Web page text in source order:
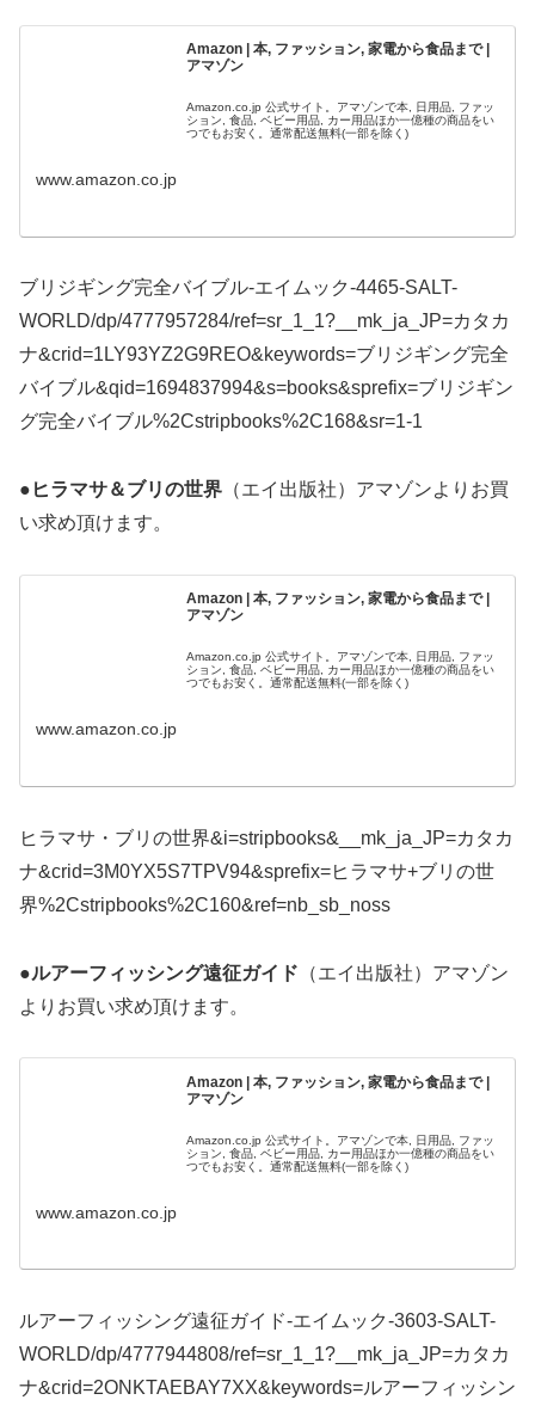
Amazon | 本, ファッション, 家電から食品まで |
アマゾン
Amazon.co.jp 公式サイト。アマゾンで本, 日用品, ファッ
ション, 食品, ベビー用品, カー用品ほか一億種の商品をい
つでもお安く。通常配送無料(一部を除く)
www.amazon.co.jp
ブリジギング完全バイブル-エイムック-4465-SALT-
WORLD/dp/4777957284/ref=sr_1_1?__mk_ja_JP=カタカ
ナ&crid=1LY93YZ2G9REO&keywords=ブリジギング完全
バイブル&qid=1694837994&s=books&sprefix=ブリジギン
グ完全バイブル%2Cstripbooks%2C168&sr=1-1
●ヒラマサ＆ブリの世界 （エイ出版社）アマゾンよりお買
い求め頂けます。
Amazon | 本, ファッション, 家電から食品まで |
アマゾン
Amazon.co.jp 公式サイト。アマゾンで本, 日用品, ファッ
ション, 食品, ベビー用品, カー用品ほか一億種の商品をい
つでもお安く。通常配送無料(一部を除く)
www.amazon.co.jp
ヒラマサ・ブリの世界&i=stripbooks&__mk_ja_JP=カタカ
ナ&crid=3M0YX5S7TPV94&sprefix=ヒラマサ+ブリの世
界%2Cstripbooks%2C160&ref=nb_sb_noss
●ルアーフィッシング遠征ガイド （エイ出版社）アマゾン
よりお買い求め頂けます。
Amazon | 本, ファッション, 家電から食品まで |
アマゾン
Amazon.co.jp 公式サイト。アマゾンで本, 日用品, ファッ
ション, 食品, ベビー用品, カー用品ほか一億種の商品をい
つでもお安く。通常配送無料(一部を除く)
www.amazon.co.jp
ルアーフィッシング遠征ガイド-エイムック-3603-SALT-
WORLD/dp/4777944808/ref=sr_1_1?__mk_ja_JP=カタカ
ナ&crid=2ONKTAEBAY7XX&keywords=ルアーフィッシン